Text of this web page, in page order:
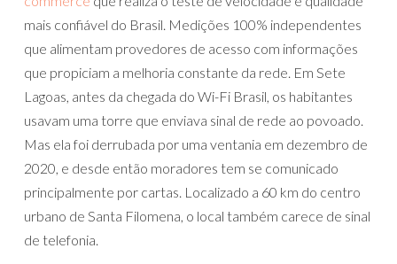
mais confiável do Brasil. Medições 100% independentes
que alimentam provedores de acesso com informações
que propiciam a melhoria constante da rede. Em Sete
Lagoas, antes da chegada do Wi-Fi Brasil, os habitantes
usavam uma torre que enviava sinal de rede ao povoado.
Mas ela foi derrubada por uma ventania em dezembro de
2020, e desde então moradores tem se comunicado
principalmente por cartas. Localizado a 60 km do centro
urbano de Santa Filomena, o local também carece de sinal
de telefonia.